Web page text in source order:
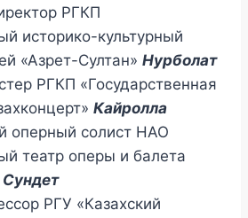
РГКП
историко-культурный
«Азрет-Султан» Нурболат
РГКП «Государственная
Кайролла
оперный солист НАО
театр оперы и балета
Сундет
РГУ «Казахский